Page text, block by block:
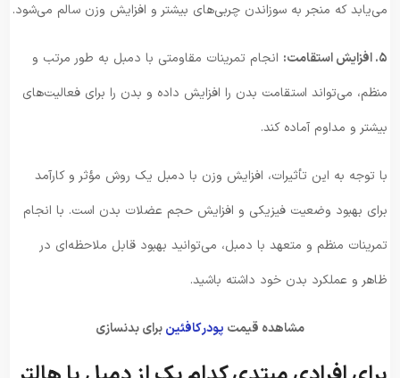
می‌یابد که منجر به سوزاندن چربی‌های بیشتر و افزایش وزن سالم می‌شود.
۵. افزایش استقامت:
انجام تمرینات مقاومتی با دمبل به طور مرتب و
منظم، می‌تواند استقامت بدن را افزایش داده و بدن را برای فعالیت‌های
بیشتر و مداوم آماده کند.
با توجه به این تأثیرات، افزایش وزن با دمبل یک روش مؤثر و کارآمد
برای بهبود وضعیت فیزیکی و افزایش حجم عضلات بدن است. با انجام
تمرینات منظم و متعهد با دمبل، می‌توانید بهبود قابل ملاحظه‌ای در
ظاهر و عملکرد بدن خود داشته باشید.
مشاهده قیمت پودر کافئینبرای بدنسازی